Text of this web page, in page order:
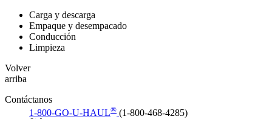
Carga y descarga
Empaque y desempacado
Conducción
Limpieza
Volver
arriba
Contáctanos
1-800-GO-U-HAUL® (1-800-468-4285)